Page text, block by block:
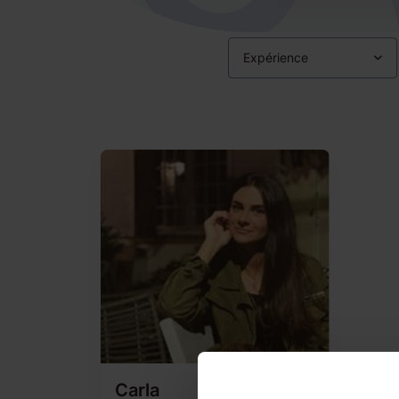
Expérience
Carla